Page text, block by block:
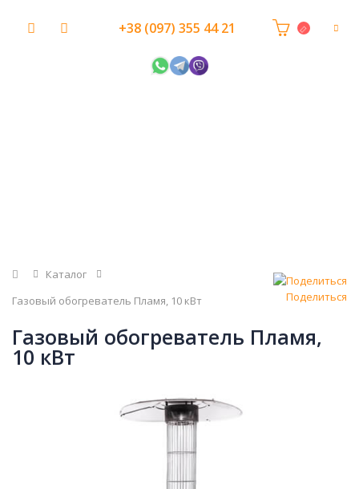
+38 (097) 355 44 21
Главная
Каталог
Газовый обогреватель Пламя, 10 кВт
Поделиться
Газовый обогреватель Пламя,
10 кВт